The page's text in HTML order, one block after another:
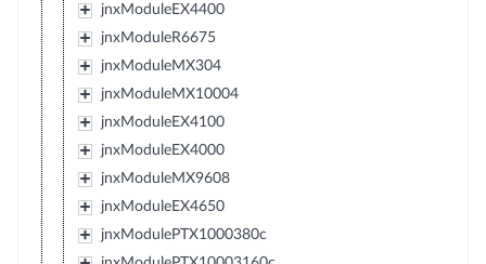
jnxModuleEX4400
jnxModuleR6675
jnxModuleMX304
jnxModuleMX10004
jnxModuleEX4100
jnxModuleEX4000
jnxModuleMX9608
jnxModuleEX4650
jnxModulePTX1000380c